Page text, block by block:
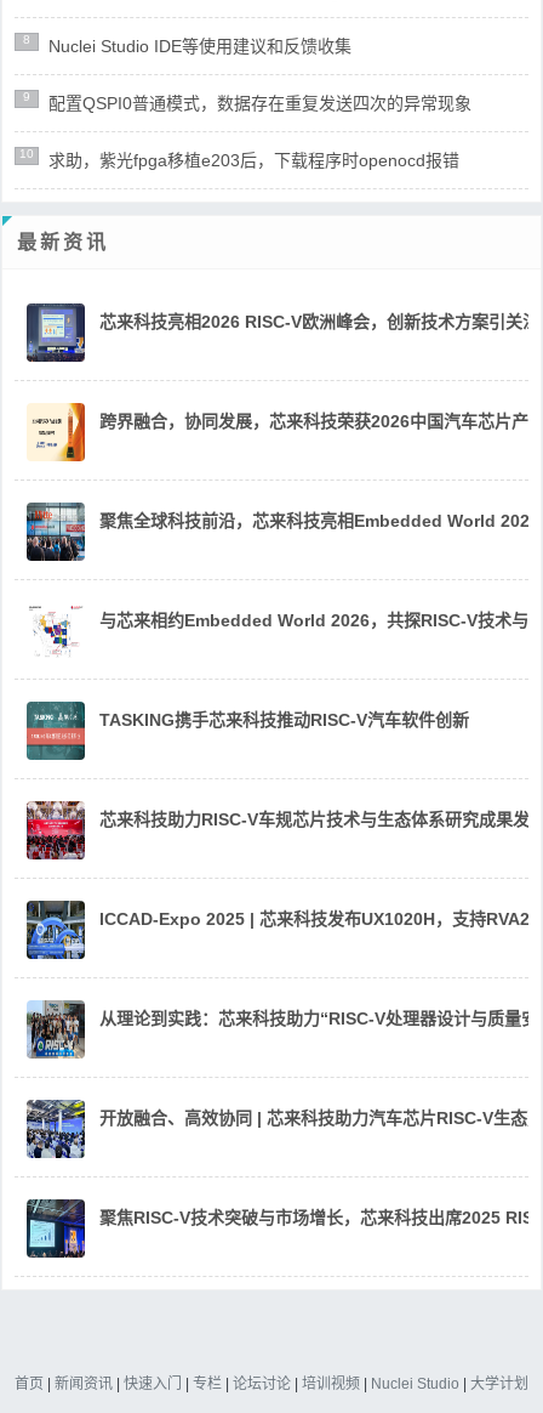
8 Nuclei Studio IDE等使用建议和反馈收集
9 配置QSPI0普通模式，数据存在重复发送四次的异常现象
10 求助，紫光fpga移植e203后，下载程序时openocd报错
最新资讯
芯来科技亮相2026 RISC-V欧洲峰会，创新技术方案引关注
跨界融合，协同发展，芯来科技荣获2026中国汽车芯片产
聚焦全球科技前沿，芯来科技亮相Embedded World 2026
与芯来相约Embedded World 2026，共探RISC-V技术与
TASKING携手芯来科技推动RISC-V汽车软件创新
芯来科技助力RISC-V车规芯片技术与生态体系研究成果发
ICCAD-Expo 2025 | 芯来科技发布UX1020H，支持
从理论到实践：芯来科技助力“RISC-V处理器设计与质量
开放融合、高效协同 | 芯来科技助力汽车芯片RISC-V生态
聚焦RISC-V技术突破与市场增长，芯来科技出席2025
首页 新闻资讯 快速入门 专栏 论坛讨论 培训视频 Nuclei Studio 大学计划